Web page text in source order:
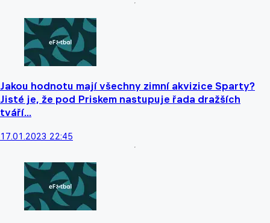
Jakou hodnotu mají všechny zimní akvizice Sparty?
Jisté je, že pod Priskem nastupuje řada dražších
tváří...
17.01.2023 22:45